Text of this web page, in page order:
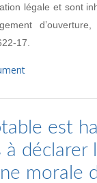
légale et sont
17.
est
déclarer
morale